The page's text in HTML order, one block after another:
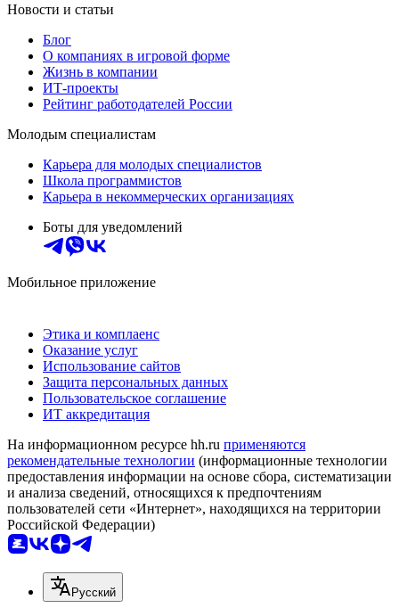
Новости и статьи
Блог
О компаниях в игровой форме
Жизнь в компании
ИТ-проекты
Рейтинг работодателей России
Молодым специалистам
Карьера для молодых специалистов
Школа программистов
Карьера в некоммерческих организациях
Боты для уведомлений
Мобильное приложение
Этика и комплаенс
Оказание услуг
Использование сайтов
Защита персональных данных
Пользовательское соглашение
ИТ аккредитация
На информационном ресурсе hh.ru применяются
рекомендательные технологии (информационные технологии
предоставления информации на основе сбора, систематизации
и анализа сведений, относящихся к предпочтениям
пользователей сети «Интернет», находящихся на территории
Российской Федерации)
Русский